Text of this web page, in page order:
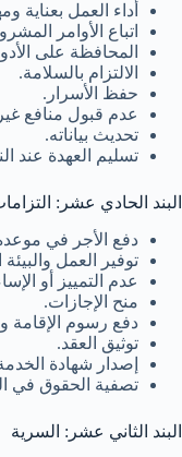
أداء العمل بعناية
اتباع الأوامر
المحافظة على
الالتزام بالسلامة.
حفظ الأسرار.
عدم قبول منافع
تحديث بياناته.
تسليم العهدة عند
البند الحادي عشر:
دفع الأجر في
توفير العمل والبيئة
عدم التمييز أو
منح الإجازات.
دفع رسوم الإقامة
توثيق العقد.
إصدار شهادة
تصفية الحقوق في
البند الثاني عشر: السرية